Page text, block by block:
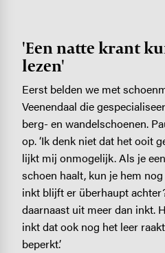
'Een natte krant
lezen'
Eerst belden we met
Veenendaal die
berg- en wandelschoenen.
op. ‘Ik denk niet dat het ooit
lijkt mij onmogelijk. Als je
schoen haalt, kun je hem
inkt blijft er überhaupt
daarnaast uit meer dan inkt.
inkt dat ook nog het leer
beperkt.’